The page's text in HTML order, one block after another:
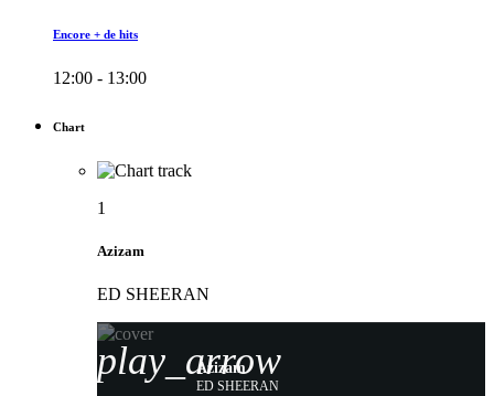
Encore + de hits
12:00 - 13:00
Chart
1
Azizam
ED SHEERAN
play_arrow
Azizam
ED SHEERAN